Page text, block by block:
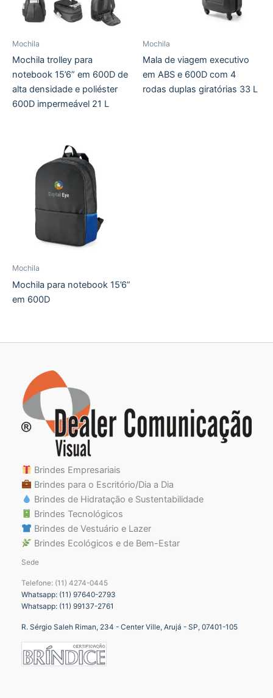
Mochila
Mochila trolley para
notebook 15’6” em 600D de
alta densidade e poliéster
600D impermeável 21 L
Mochila
Mala de viagem executivo
em ABS e 600D com 4
rodas duplas giratórias 33 L
Mochila
Mochila para notebook 15’6”
em 600D
Brindes Empresariais
Brindes para o Escritório/Dia a Dia
Brindes de Hidratação e Sustentabilidade
Brindes Tecnológicos
Brindes de Vestuário e Lazer
Brindes Ecológicos e de Bem-Estar
Sede
Telefone: (11) 4274-0445
Whatsapp: (11) 97640-2793
Whatsapp: (11) 99137-2761
R. Sérgio Saleh Riman, 234 - Center Ville, Arujá - SP, 07401-105